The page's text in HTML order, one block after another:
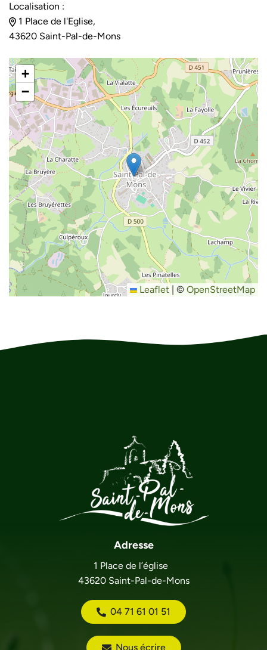
Localisation :
1 Place de l'Eglise,
43620 Saint-Pal-de-Mons
+
−
Leaflet | © OpenStreetMap
Adresse
1 Place de l’église
43620 Saint-Pal-de-Mons
04 71 61 01 51
Nous écrire